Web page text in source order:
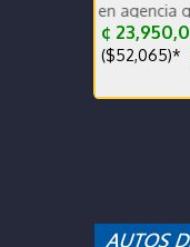
en agencia garantía
¢
($52,065)*